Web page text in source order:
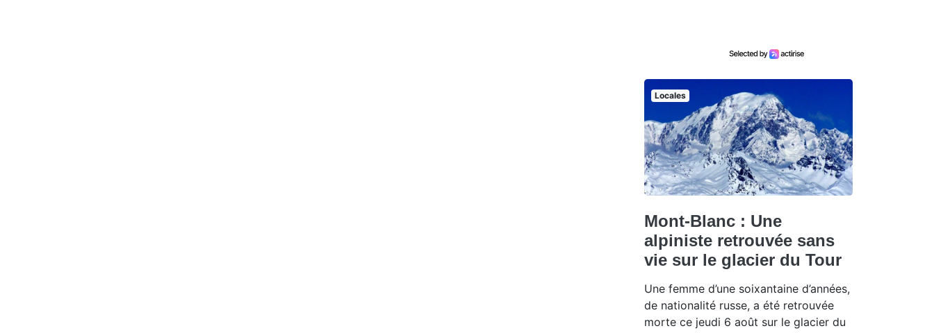
Locales
Mont-Blanc : Une
alpiniste retrouvée sans
vie sur le glacier du Tour
Une femme d’une soixantaine d’années,
de nationalité russe, a été retrouvée
morte ce jeudi 6 août sur le glacier du